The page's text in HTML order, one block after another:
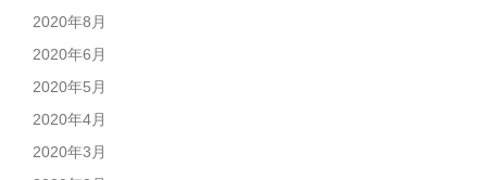
2020年8月
2020年6月
2020年5月
2020年4月
2020年3月